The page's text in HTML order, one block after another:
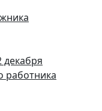
декабря
работника